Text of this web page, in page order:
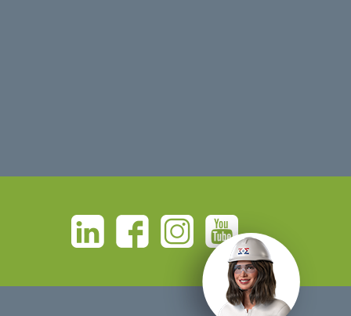
Linkedin Facebook Instagram